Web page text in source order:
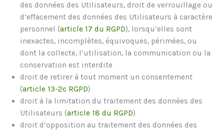
des données des Utilisateurs, droit de verrouillage ou
d’effacement des données des Utilisateurs à caractère
personnel (article 17 du RGPD), lorsqu’elles sont
inexactes, incomplètes, équivoques, périmées, ou
dont la collecte, l’utilisation, la communication ou la
conservation est interdite
droit de retirer à tout moment un consentement
(article 13-2c RGPD)
droit à la limitation du traitement des données des
Utilisateurs (article 18 du RGPD)
droit d’opposition au traitement des données des